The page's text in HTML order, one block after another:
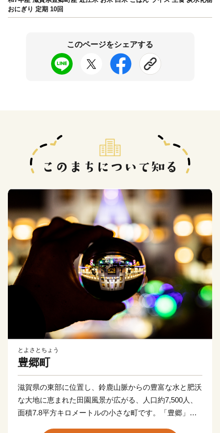
おにぎり 定期 10回
このページをシェアする
とよさとちょう
豊郷町
滋賀県の東部に位置し、鈴鹿山脈からの豊富な水と肥沃
な大地に恵まれた田園風景が広がる、人口約7,500人、
面積7.8平方キロメートルの小さな町です。「豊郷」と